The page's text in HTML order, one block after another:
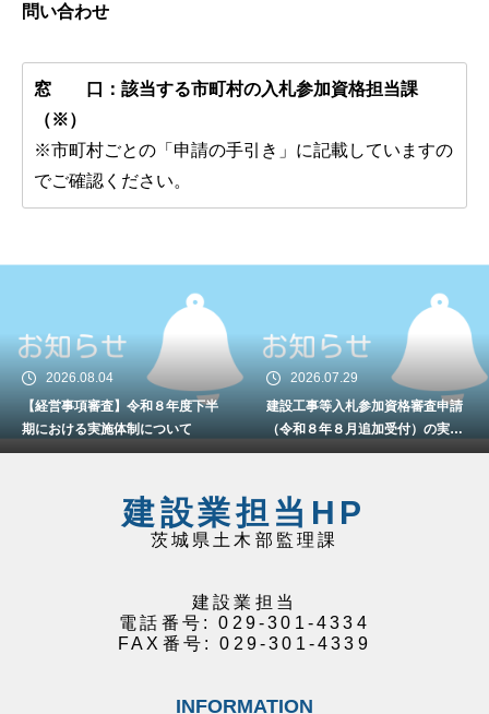
問い合わせ
窓 口：該当する市町村の入札参加資格担当課
（※）
※市町村ごとの「申請の手引き」に記載していますの
でご確認ください。
2026.08.04
経営事項審査】令和８年度下半
における実施体制について
2026.07.29
建設工事等入札参加資格審査申請
（令和８年８月追加受付）の実施
について
建設業担当HP
茨城県土木部監理課
建設業担当
電話番号: 029-301-4334
FAX番号: 029-301-4339
INFORMATION